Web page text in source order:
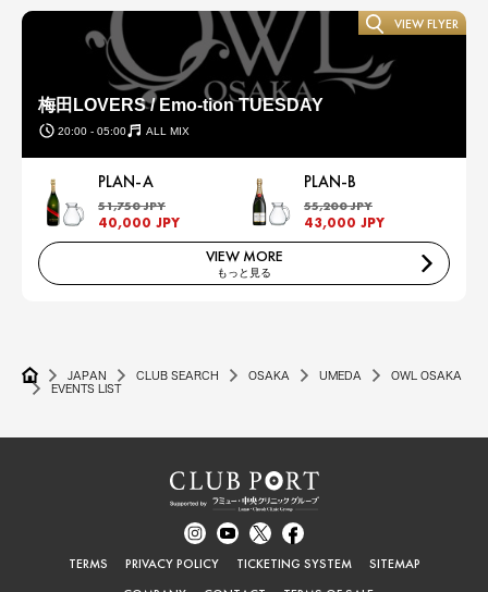
梅田LOVERS / Emo-tion TUESDAY
20:00 - 05:00 ALL MIX
VIEW FLYER
PLAN-A
51,750 JPY
40,000 JPY
PLAN-B
55,200 JPY
43,000 JPY
VIEW MORE
もっと見る
JAPAN CLUB SEARCH OSAKA UMEDA
OWL OSAKA
EVENTS LIST
TERMS PRIVACY POLICY TICKETING SYSTEM
SITEMAP